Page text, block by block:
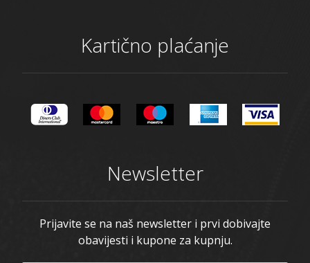
Kartično plaćanje
Newsletter
Prijavite se na naš newsletter i prvi dobivajte
obavijesti i kupone za kupnju.